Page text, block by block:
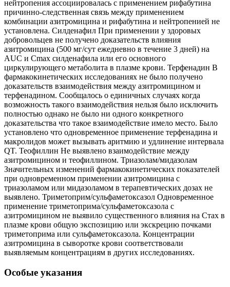
нейтропения ассоциировалась с применением рифабутина
причинно-следственная связь между применением
комбинации азитромицина и рифабутина и нейтропенией не
установлена. Силденафил При применении у здоровых
добровольцев не получено доказательств влияния
азитромицина (500 мг/сут ежедневно в течение 3 дней) на
AUC и Сmах силденафила или его основного
циркулирующего метаболита в плазме крови. Терфенадин В
фармакокинетических исследованиях не было получено
доказательств взаимодействия между азитромицином и
терфенадином. Сообщалось о единичных случаях когда
возможность такого взаимодействия нельзя было исключить
полностью однако не было ни одного конкретного
доказательства что такое взаимодействие имело место. Было
установлено что одновременное применение терфенадина и
макролидов может вызывать аритмию и удлинение интервала
QT. Теофиллин Не выявлено взаимодействие между
азитромицином и теофиллином. Триазолам/мидазолам
Значительных изменений фармакокинетических показателей
при одновременном применении азитромицина с
триазоламом или мидазоламом в терапевтических дозах не
выявлено. Триметоприм/сульфаметоксазол Одновременное
применение триметоприма/сульфаметоксазола с
азитромицином не выявило существенного влияния на Стах в
плазме крови общую экспозицию или экскрецию почками
триметоприма или сульфаметоксазола. Концентрации
азитромицина в сыворотке крови соответствовали
выявляемым концентрациям в других исследованиях.
Особые указания